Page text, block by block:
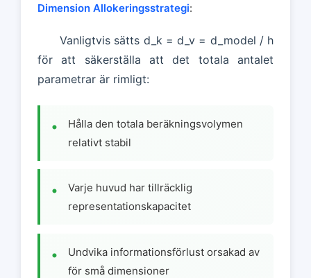
Dimension Allokeringsstrategi:
Vanligtvis sätts d_k = d_v = d_model / h
för att säkerställa att det totala antalet
parametrar är rimligt:
Hålla den totala beräkningsvolymen
relativt stabil
Varje huvud har tillräcklig
representationskapacitet
Undvika informationsförlust orsakad av
för små dimensioner